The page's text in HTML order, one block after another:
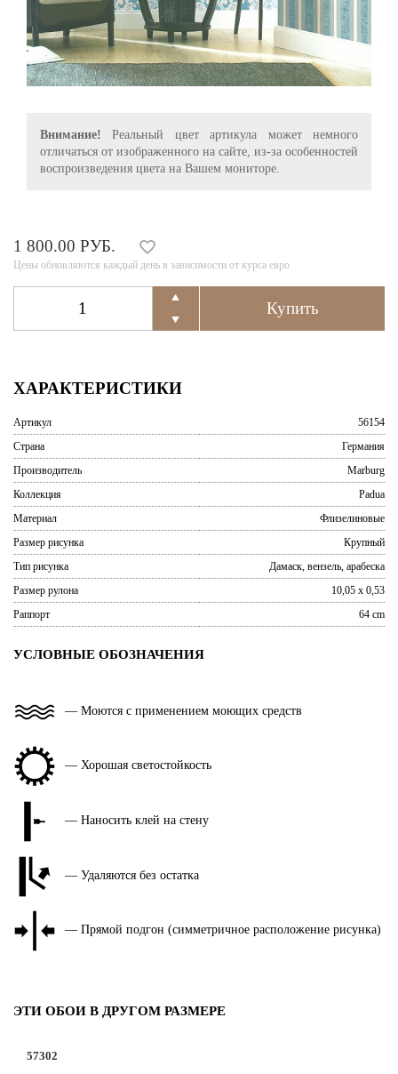
Внимание! Реальный цвет артикула может немного
отличаться от изображенного на сайте, из-за особенностей
воспроизведения цвета на Вашем мониторе.
1 800.00 РУБ.
Цены обновляются каждый день в зависимости от курса евро
ХАРАКТЕРИСТИКИ
Артикул
56154
Страна
Германия
Производитель
Marburg
Коллекция
Padua
Материал
Флизелиновые
Размер рисунка
Крупный
Тип рисунка
Дамаск, вензель, арабеска
Размер рулона
10,05 x 0,53
Раппорт
64 cm
УСЛОВНЫЕ ОБОЗНАЧЕНИЯ
— Моются с применением моющих средств
— Хорошая светостойкость
— Наносить клей на стену
— Удаляются без остатка
— Прямой подгон (симметричное расположение рисунка)
ЭТИ ОБОИ В ДРУГОМ РАЗМЕРЕ
57302